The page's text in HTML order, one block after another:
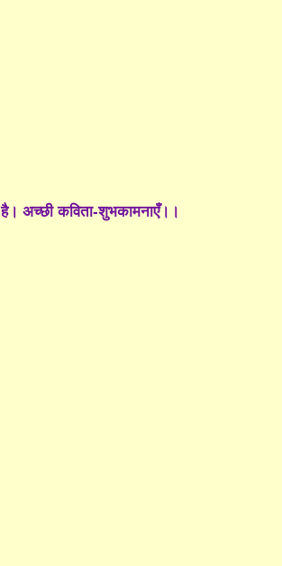
अच्छी कविता-शुभकामनाएँ।।